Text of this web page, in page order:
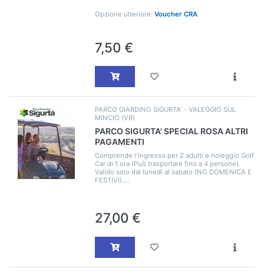
Opzione ulteriore: Voucher CRA
7,50 €
PARCO GIARDINO SIGURTA' - VALEGGIO SUL
MINCIO (VR)
PARCO SIGURTA' SPECIAL ROSA ALTRI
PAGAMENTI
Comprende l'ingresso per 2 adulti e noleggio Golf
Car di 1 ora (Può trasportare fino a 4 persone).
Valido solo dal lunedì al sabato (NO DOMENICA E
FESTIVI)....
27,00 €